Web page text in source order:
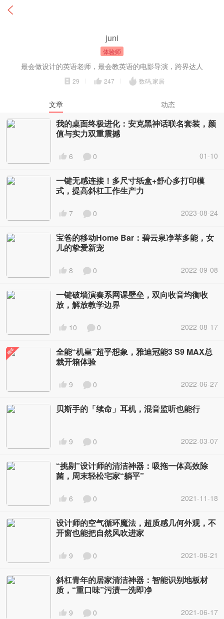
juni
体验师
最会做设计的英语老师，最会教英语的电影导演，跨界达人
29 247 数码,家居
文章 动态
我的桌面终极进化：安克黑神话联名套装，颜
值与实力双重震撼
6 0 01-10
一键无感连接！多尺寸纸盒+舒心多打印模
式，提高斜杠工作生产力
7 0 2023-08-24
宝爸的移动Home Bar：碧云泉净萃多能，女
儿的挚爱新宠
8 0 2022-09-08
一键破墙演奏系网课壁垒，双向收音均衡收
放，解放教学边界
10 0 2022-08-17
全能“机皇”超乎想象，雅迪冠能3 S9 MAX总
裁开箱体验
9 0 2022-06-27
贝斯手的「续命」耳机，混音监听也能行
9 0 2022-03-07
“挑剔”设计师的清洁神器：吸拖一体高效除
菌，周末轻松宅家“躺平”
6 0 2021-11-18
设计师的空气循环魔法，超质感几何外观，不
开窗也能把自然风吹进家
9 0 2021-06-21
斜杠青年的居家清洁神器：智能识别地板材
质，“重口味”污渍一洗即净
9 0 2021-06-17